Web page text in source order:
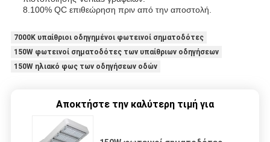
8.100% QC επιθεώρηση πριν από την αποστολή.
7000K υπαίθριοι οδηγημένοι φωτεινοί σηματοδότες
150W φωτεινοί σηματοδότες των υπαίθριων οδηγήσεων
150W ηλιακό φως των οδηγήσεων οδών
Αποκτήστε την καλύτερη τιμή για